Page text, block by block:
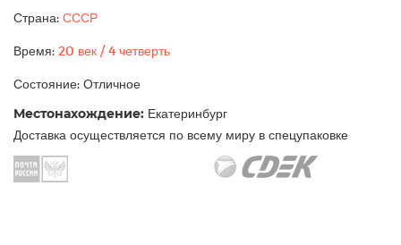
Страна: СССР
Время: 20 век / 4 четверть
Состояние: Отличное
Местонахождение: Екатеринбург
Доставка осуществляется по всему миру в спецупаковке